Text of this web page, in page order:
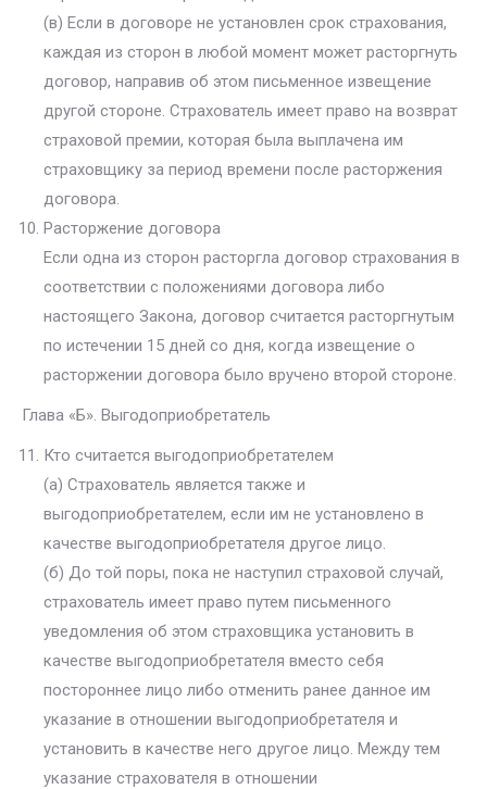
(в) Если в договоре не установлен срок страхования,
каждая из сторон в любой момент может расторгнуть
договор, направив об этом письменное извещение
другой стороне. Страхователь имеет право на возврат
страховой премии, которая была выплачена им
страховщику за период времени после расторжения
договора.
Расторжение договора
Если одна из сторон расторгла договор страхования в
соответствии с положениями договора либо
настоящего Закона, договор считается расторгнутым
по истечении 15 дней со дня, когда извещение о
расторжении договора было вручено второй стороне.
Глава «Б». Выгодоприобретатель
Кто считается выгодоприобретателем
(а) Страхователь является также и
выгодоприобретателем, если им не установлено в
качестве выгодоприобретателя другое лицо.
(б) До той поры, пока не наступил страховой случай,
страхователь имеет право путем письменного
уведомления об этом страховщика установить в
качестве выгодоприобретателя вместо себя
постороннее лицо либо отменить ранее данное им
указание в отношении выгодоприобретателя и
установить в качестве него другое лицо. Между тем
указание страхователя в отношении